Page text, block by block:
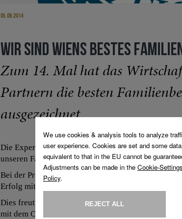
05.06.2014
WIR SIND WIENS BESTES
Zum 14. Mal hat das
Partnern die besten
ausgezeichnet.
Die Expertenjury, zu der unter anderem auch
unseren Familienbetrieb zum Landessieger.
Bei der Preisverleihung am 27. Mai 2014 im
Erfolg mit uns.
Dies freut uns sehr und lässt uns stolz auf unsere
mit dem Café Landtmann und machten es zu